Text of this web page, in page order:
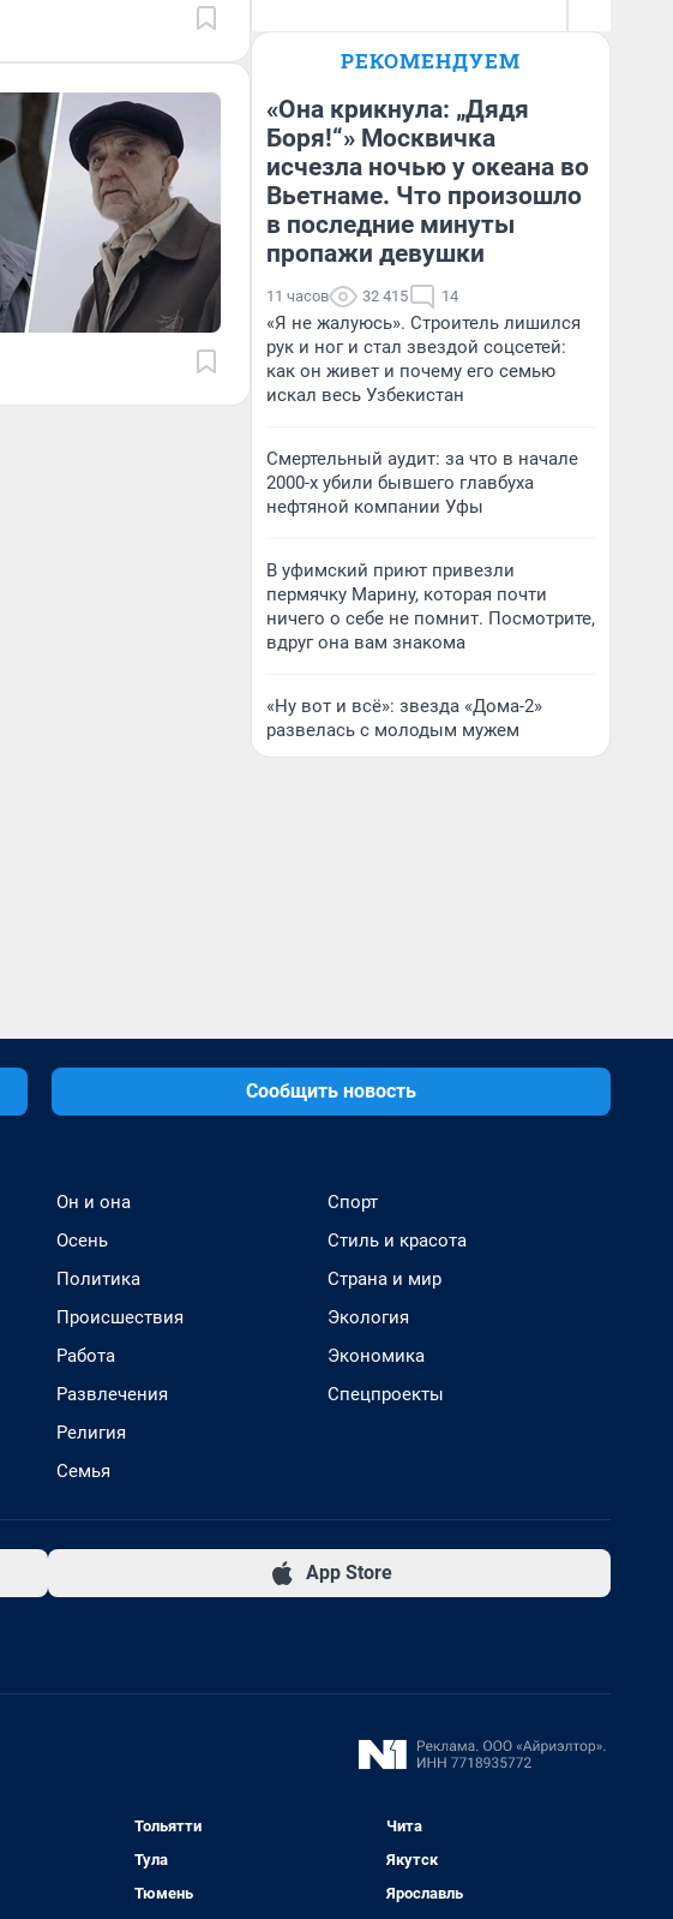
РЕКОМЕНДУЕМ
«Она крикнула: „Дядя
Боря!“» Москвичка
исчезла ночью у океана во
Вьетнаме. Что произошло
в последние минуты
пропажи девушки
11 часов 32 415 14
«Я не жалуюсь». Строитель лишился
рук и ног и стал звездой соцсетей:
как он живет и почему его семью
искал весь Узбекистан
Смертельный аудит: за что в начале
2000-х убили бывшего главбуха
нефтяной компании Уфы
В уфимский приют привезли
пермячку Марину, которая почти
ничего о себе не помнит. Посмотрите,
вдруг она вам знакома
«Ну вот и всё»: звезда «Дома-2»
развелась с молодым мужем
Сообщить новость
Он и она
Осень
Политика
Происшествия
Работа
Развлечения
Религия
Семья
Спорт
Стиль и красота
Страна и мир
Экология
Экономика
Спецпроекты
App Store
Тольятти
Тула
Тюмень
Чита
Якутск
Ярославль